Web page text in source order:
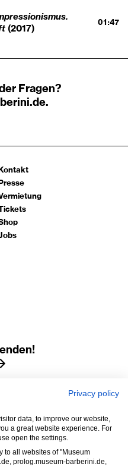
(2017)
01:47
Fragen?
.
Kontakt
Presse
Tickets
Privacy policy
data, to improve our website,
a great website experience. For
open the settings.
to all websites of "Museum
prolog.museum-barberini.de,